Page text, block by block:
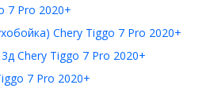
7 Pro 2020+
Chery Tiggo 7 Pro 2020+
Chery Tiggo 7 Pro 2020+
7 Pro 2020+